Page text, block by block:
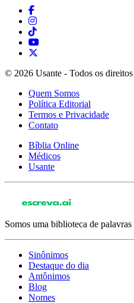
© 2026 Usante - Todos os direitos
Quem Somos
Política Editorial
Termos e Privacidade
Contato
Bíblia Online
Médicos
Usante
Somos uma biblioteca de
Sinônimos
Destaque do dia
Antônimos
Blog
Nomes